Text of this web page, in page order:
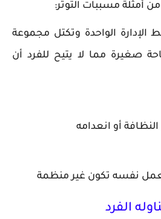
أمثلة مسببات التوتر:
الإدارة الواحدة وتكتل مجموعة
صغيرة مما لا يتيح للفرد أن
أو انعدامه
نفسه تكون غير منظمة
الفرد